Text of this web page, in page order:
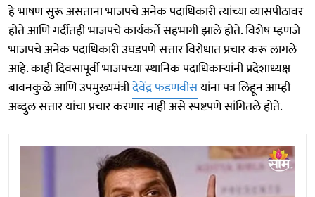
हे भाषण सुरू असताना भाजपचे अनेक पदाधिकारी त्यांच्या व्यासपीठावर
होते आणि गर्दीतही भाजपचे कार्यकर्ते सहभागी झाले होते. विशेष म्हणजे
भाजपचे अनेक पदाधिकारी उघडपणे सत्तार विरोधात प्रचार करू लागले
आहे. काही दिवसापूर्वी भाजपच्या स्थानिक पदाधिकाऱ्यांनी प्रदेशाध्यक्ष
बावनकुळे आणि उपमुख्यमंत्रीदेवेंद्र फडणवीसयांना पत्र लिहून आम्ही
अब्दुल सत्तार यांचा प्रचार करणार नाही असे स्पष्टपणे सांगितले होते.